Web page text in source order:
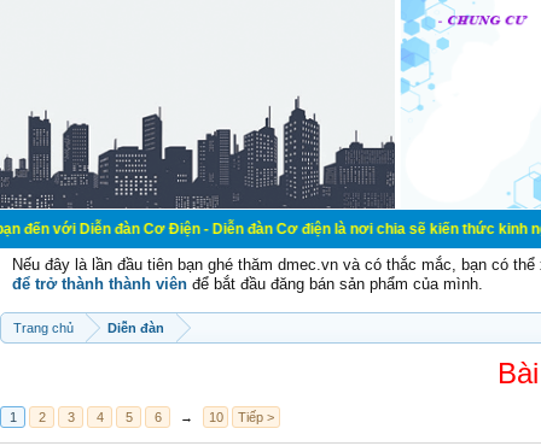
đàn Cơ Điện - Diễn đàn Cơ điện là nơi chia sẽ kiến thức kinh nghiệm
Nếu đây là lần đầu tiên bạn ghé thăm dmec.vn và có thắc mắc, bạn có
để trở thành thành viên để bắt đầu đăng bán sản phẩm của mình.
Trang chủ Diễn đàn
1 2 3 4 5 6 → 10 Tiếp >